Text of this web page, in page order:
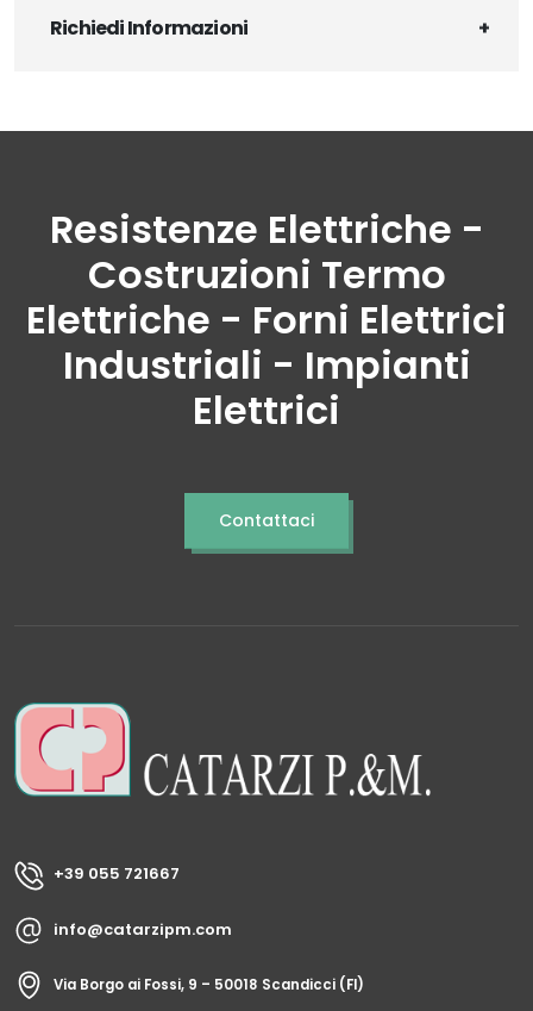
Richiedi Informazioni
Resistenze Elettriche -
Costruzioni Termo
Elettriche - Forni Elettrici
Industriali - Impianti
Elettrici
Contattaci
+39 055 721667
info@catarzipm.com
Via Borgo ai Fossi, 9 – 50018 Scandicci (FI)